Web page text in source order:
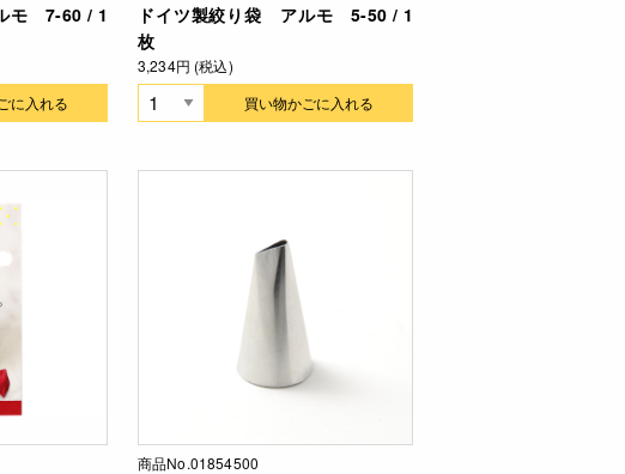
モ 7-60 / 1
に入れる
ドイツ製絞り袋 アルモ 5-50 / 1
枚
3,234円 (税込)
買い物かごに入れる
商品No.01854500